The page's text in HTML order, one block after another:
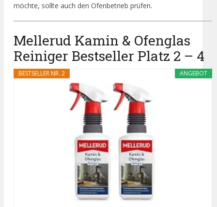
möchte, sollte auch den Ofenbetrieb prüfen.
Mellerud Kamin & Ofenglas
Reiniger Bestseller Platz 2 – 4
ANGEBOT
BESTSELLER NR. 2